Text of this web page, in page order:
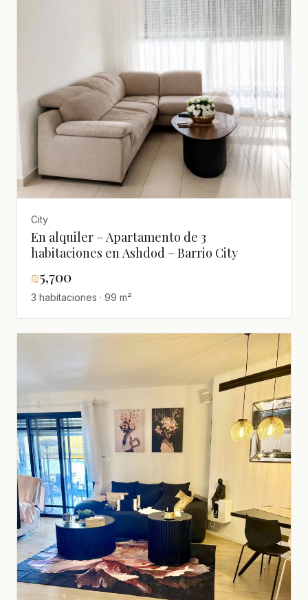
City
En alquiler – Apartamento de 3
habitaciones en Ashdod – Barrio City
₪5,700
3 habitaciones · 99 m²